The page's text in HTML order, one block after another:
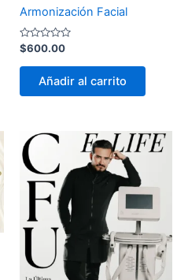
Armonización Facial
Valorado
con
0
$600.00
Añadir al carrito